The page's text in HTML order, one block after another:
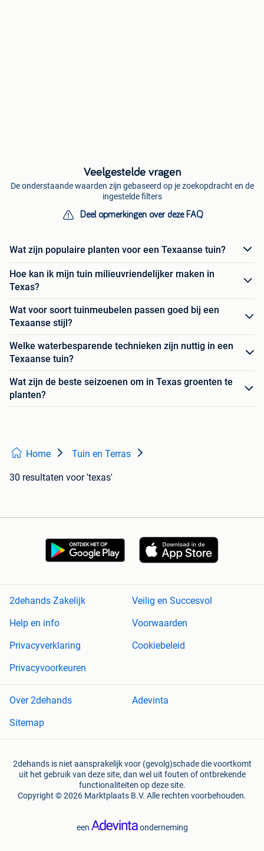
Veelgestelde vragen
De onderstaande waarden zijn gebaseerd op je zoekopdracht en de
ingestelde filters
Deel opmerkingen over deze FAQ
Wat zijn populaire planten voor een Texaanse tuin?
Hoe kan ik mijn tuin milieuvriendelijker maken in
Texas?
Wat voor soort tuinmeubelen passen goed bij een
Texaanse stijl?
Welke waterbesparende technieken zijn nuttig in een
Texaanse tuin?
Wat zijn de beste seizoenen om in Texas groenten te
planten?
Home Tuin en Terras
30 resultaten voor 'texas'
2dehands Zakelijk
Veilig en Succesvol
Help en info
Voorwaarden
Privacyverklaring
Cookiebeleid
Privacyvoorkeuren
Over 2dehands
Adevinta
Sitemap
2dehands is niet aansprakelijk voor (gevolg)schade die voortkomt
uit het gebruik van deze site, dan wel uit fouten of ontbrekende
functionaliteiten op deze site.
Copyright © 2026 Marktplaats B.V. Alle rechten voorbehouden.
een onderneming